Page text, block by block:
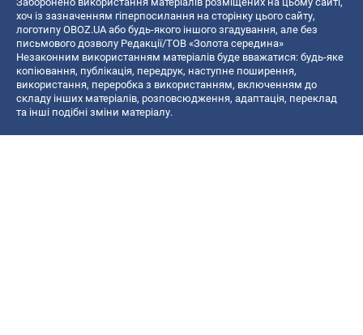
хоч із зазначенням гіперпосилання на сторінку цього сайту,
логотипу OBOZ.UA або будь-якого іншого згадування, але без
письмового дозволу Редакції/ТОВ «Золота середина»
Незаконним використанням матеріалів буде вважатися: будь-яке
копiювання, публiкацiя, передрук, наступне поширення,
використання, переробка з використанням, включенням до
складу інших матеріалів, розповсюдження, адаптація, переклад
та інші подібні зміни матеріалу.